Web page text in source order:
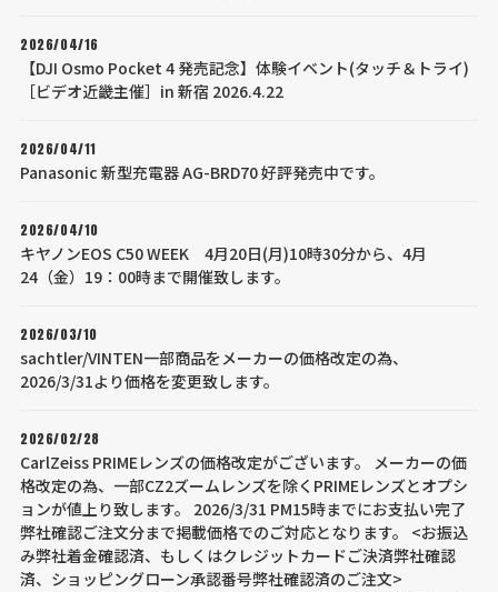
2026/04/16
【DJI Osmo Pocket 4 発売記念】体験イベント(タッチ＆トライ)
［ビデオ近畿主催］in 新宿 2026.4.22
2026/04/11
Panasonic 新型充電器 AG-BRD70 好評発売中です。
2026/04/10
キヤノンEOS C50 WEEK 4月20日(月)10時30分から、4月
24（金）19：00時まで開催致します。
2026/03/10
sachtler/VINTEN一部商品をメーカーの価格改定の為、
2026/3/31より価格を変更致します。
2026/02/28
CarlZeiss PRIMEレンズの価格改定がございます。 メーカーの価
格改定の為、一部CZ2ズームレンズを除くPRIMEレンズとオプシ
ョンが値上り致します。 2026/3/31 PM15時までにお支払い完了
弊社確認ご注文分まで掲載価格でのご対応となります。 <お振込
み弊社着金確認済、もしくはクレジットカードご決済弊社確認
済、ショッピングローン承認番号弊社確認済のご注文>